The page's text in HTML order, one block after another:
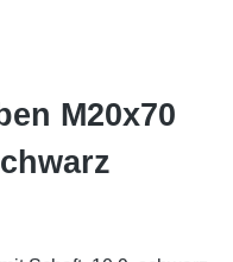
M20x70